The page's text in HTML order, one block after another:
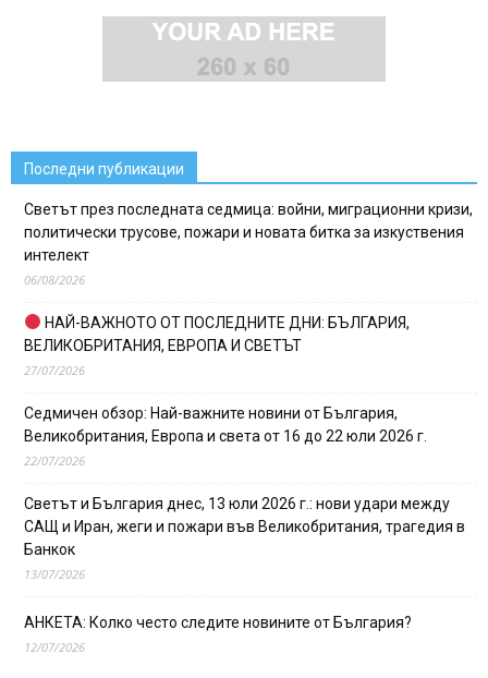
Последни публикации
Светът през последната седмица: войни, миграционни кризи,
политически трусове, пожари и новата битка за изкуствения
интелект
06/08/2026
НАЙ-ВАЖНОТО ОТ ПОСЛЕДНИТЕ ДНИ: БЪЛГАРИЯ,
ВЕЛИКОБРИТАНИЯ, ЕВРОПА И СВЕТЪТ
27/07/2026
Седмичен обзор: Най-важните новини от България,
Великобритания, Европа и света от 16 до 22 юли 2026 г.
22/07/2026
Светът и България днес, 13 юли 2026 г.: нови удари между
САЩ и Иран, жеги и пожари във Великобритания, трагедия в
Банкок
13/07/2026
АНКЕТА: Колко често следите новините от България?
12/07/2026